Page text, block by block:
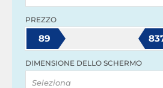
PREZZO
89
DIMENSIONE DELLO SCHERMO
Seleziona